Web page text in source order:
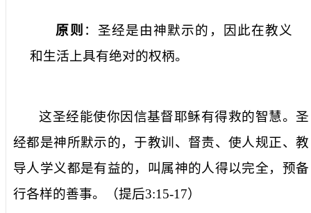
原则 ：圣经是由神默示的，因此在教义
和生活上具有绝对的权柄。
这圣经能使你因信基督耶稣有得救的智慧。圣
经都是神所默示的，于教训、督责、使人规正、教
导人学义都是有益的，叫属神的人得以完全，预备
行各样的善事。（提后3:15-17）